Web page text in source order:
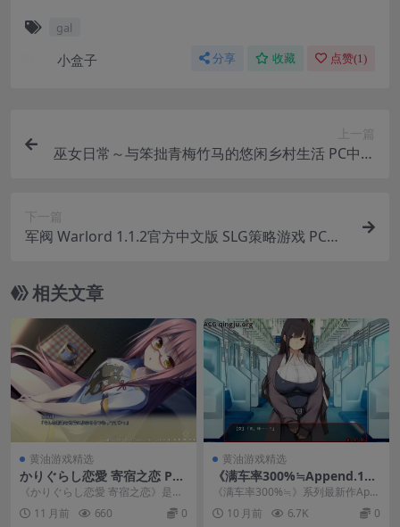
gal
小盒子 分享 收藏 点赞(1)
上一篇
巫女日常～与笨拙青梅竹马的悠闲乡村生活 PC中文
下一篇
军阀 Warlord 1.1.2官方中文版 SLG策略游戏 PC安
相关文章
黄油游戏精选
かりぐらし恋愛 寄宿之恋 PC+
KRKR双平台Galgame下载与
配置指南
《かりぐらし恋愛 寄宿之恋》是一
款在PC和KRKR双平台上运行的优质
Galgam...
11 月前 660 0
黄油游戏精选
《满车率300%≒Append.1+D
LC1》PC版深度评测：策略调
度与日系画风的完美结合
《满车率300%≒》系列最新作App
end.1版本携DLC1内容震撼登场！
这款融...
10 月前 6.7K 0